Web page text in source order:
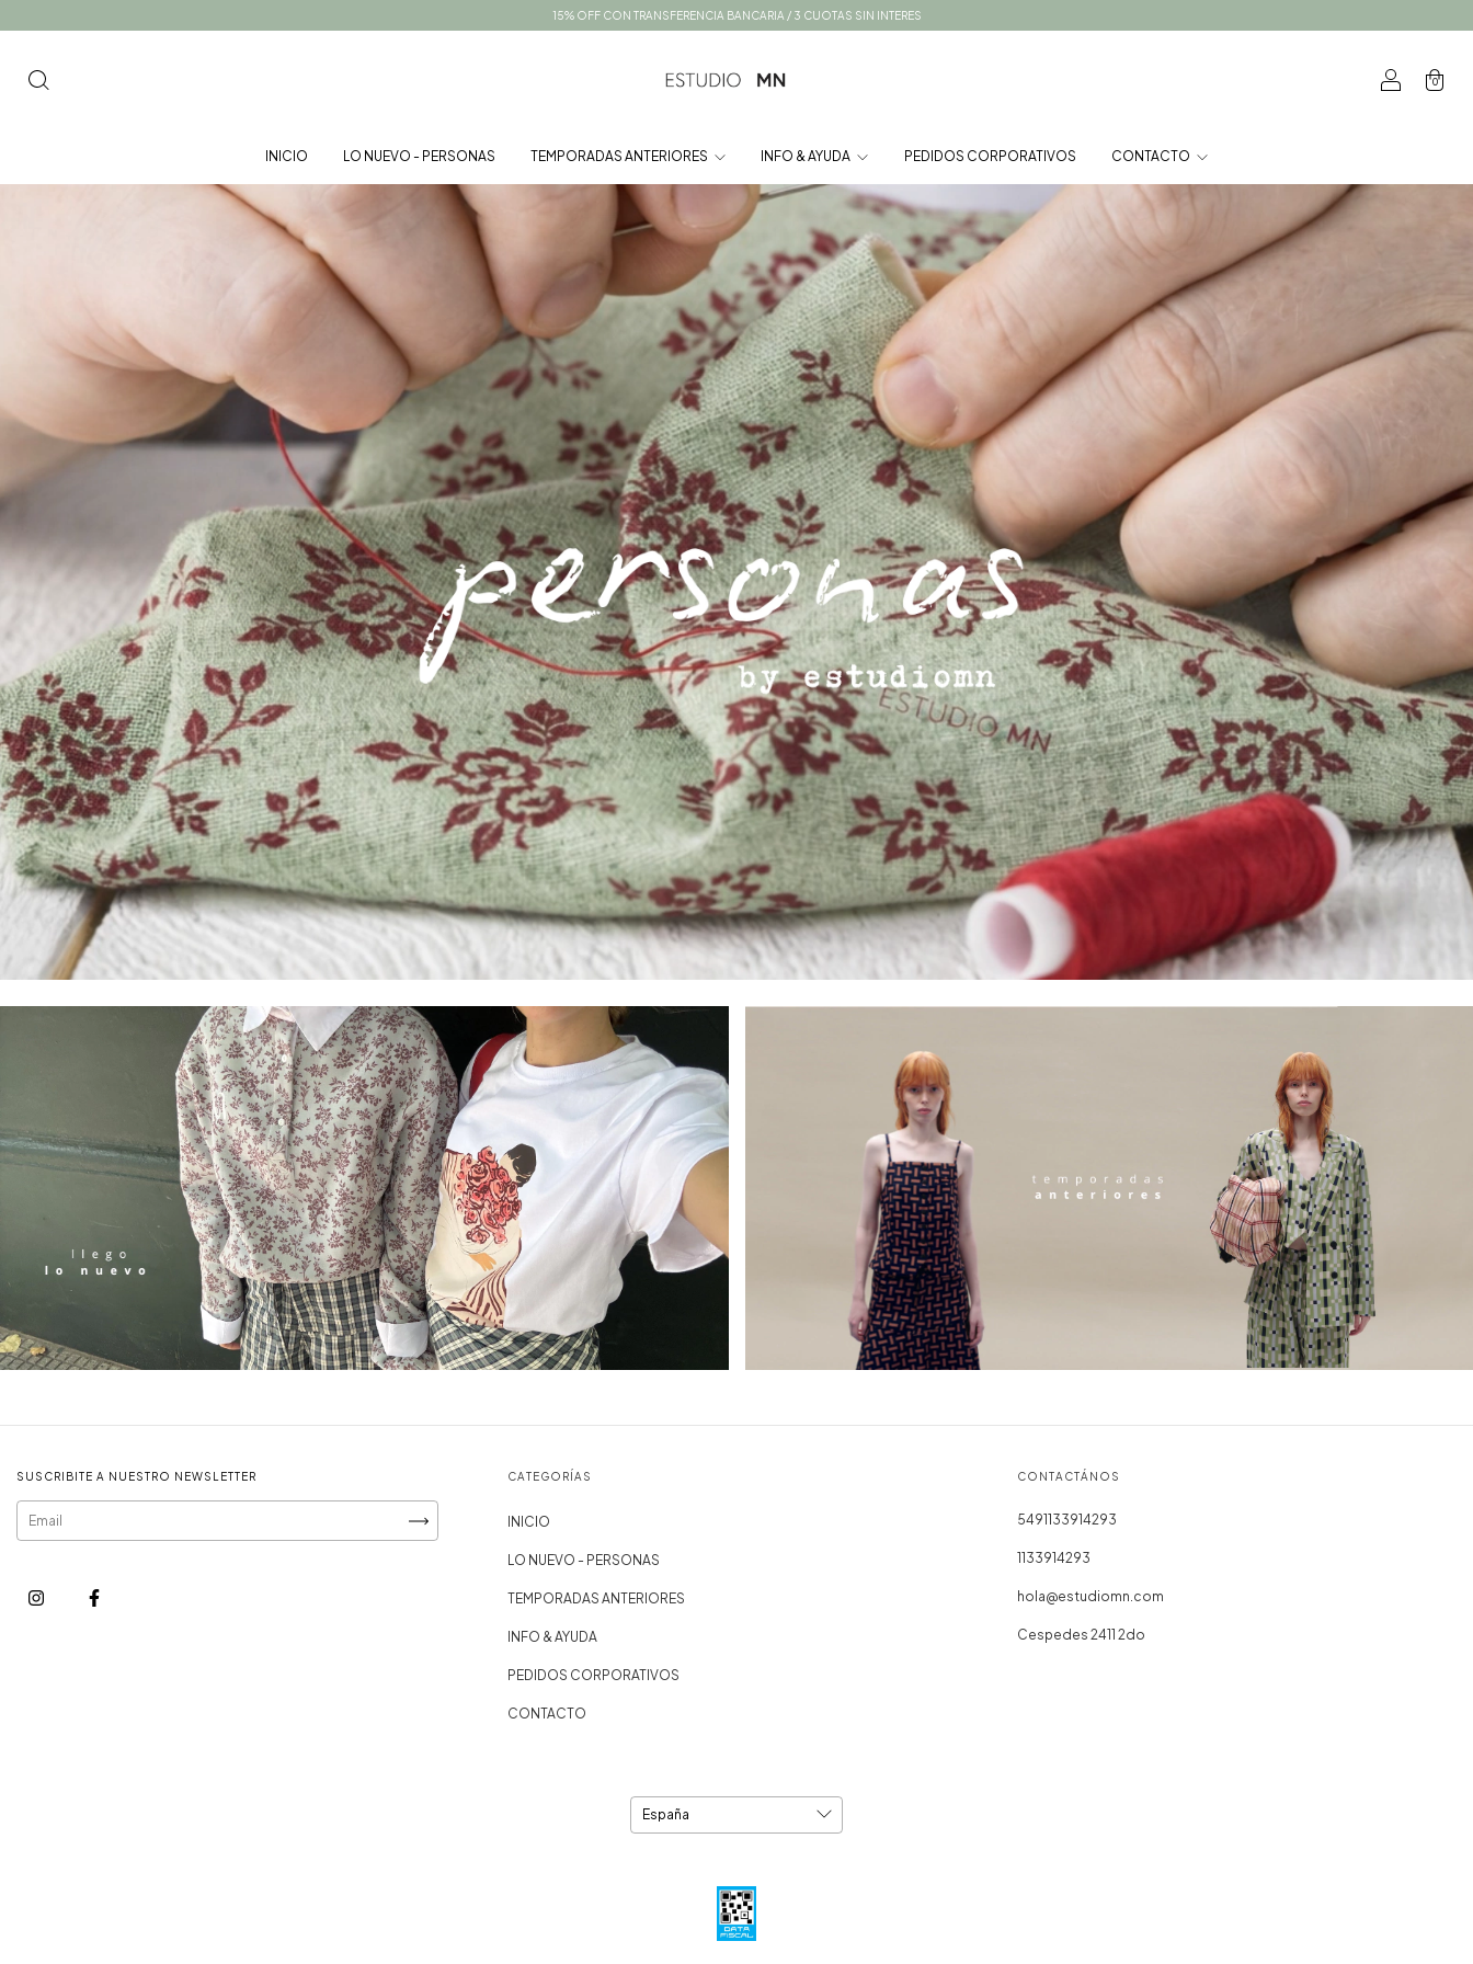
15% OFF CON TRANSFERENCIA BANCARIA / 3 CUOTAS SIN INTERES
0
INICIO LO NUEVO - PERSONAS TEMPORADAS ANTERIORES INFO & AYUDA PEDIDOS CORPORATIVOS CONTACTO
SUSCRIBITE A NUESTRO NEWSLETTER CATEGORÍAS
INICIO
LO NUEVO - PERSONAS
TEMPORADAS ANTERIORES
INFO & AYUDA
PEDIDOS CORPORATIVOS
CONTACTO
CONTACTÁNOS
5491133914293
1133914293
hola@estudiomn.com
Cespedes 2411 2do